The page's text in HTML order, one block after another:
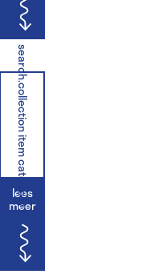
search.collection item category
lees
meer